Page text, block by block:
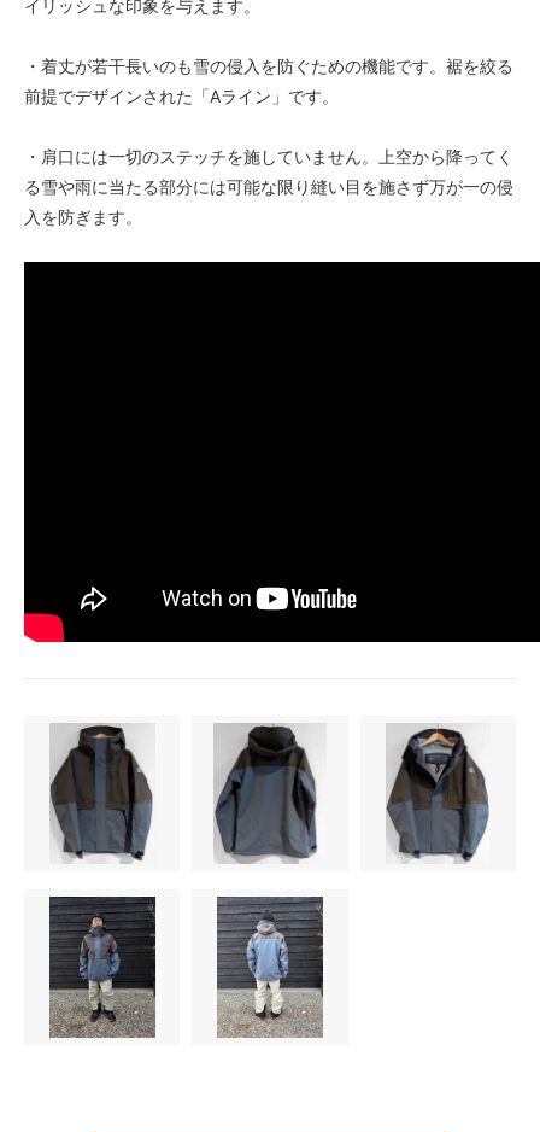
イリッシュな印象を与えます。
・着丈が若干長いのも雪の侵入を防ぐための機能です。裾を絞る
前提でデザインされた「Aライン」です。
・肩口には一切のステッチを施していません。上空から降ってく
る雪や雨に当たる部分には可能な限り縫い目を施さず万が一の侵
入を防ぎます。